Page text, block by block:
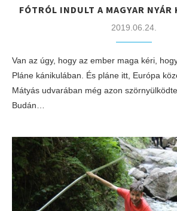
FÓTRÓL INDULT A MAGYAR NYÁR
2019.06.24.
Van az úgy, hogy az ember maga kéri,
Pláne kánikulában. És pláne itt, Európa
Mátyás udvarában még azon
Budán…